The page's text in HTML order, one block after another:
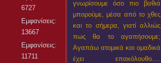
6727
Εμφανίσεις:
13667
Εμφανίσεις:
11711
γνωρίσουμε όσο πιο βαθιά
μπορούμε, μέσα από το χθες
και το σήμερα, γιατί αλλιώς
πως θα το αγαπήσουμε;
Αγαπάω ατομικά και ομαδικά
έχει επακόλουθο….